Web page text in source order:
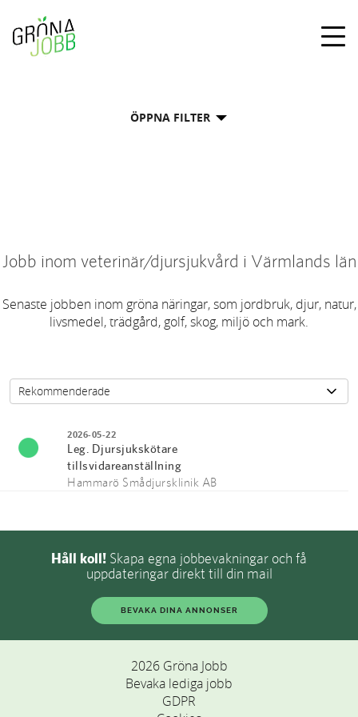
ÖPPNA FILTER
Jobb inom veterinär/djursjukvård i Värmlands län
Senaste jobben inom gröna näringar, som jordbruk, djur, natur,
livsmedel, trädgård, golf, skog, miljö och mark.
2026-05-22
Leg. Djursjukskötare
tillsvidareanställning
Hammarö Smådjursklinik AB
Håll koll! Skapa egna jobbevakningar och få
uppdateringar direkt till din mail
BEVAKA DINA ANNONSER
2026 Gröna Jobb
Bevaka lediga jobb
GDPR